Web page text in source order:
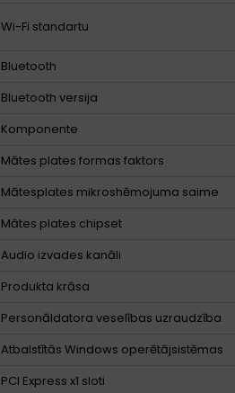
Wi-Fi standartu
Bluetooth
Bluetooth versija
Komponente
Mātes plates formas faktors
Mātesplates mikroshēmojuma saime
Mātes plates chipset
Audio izvades kanāli
Produkta krāsa
Personāldatora veselības uzraudzība
Atbalstītās Windows operētājsistēmas
PCI Express x1 sloti